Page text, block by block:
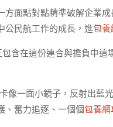
面點對點精準破解企業
公民航工作的成長，進包養
含在這份連合與擔負中
像一面小鏡子，反射出藍
、奮力追逐、一個個包養網